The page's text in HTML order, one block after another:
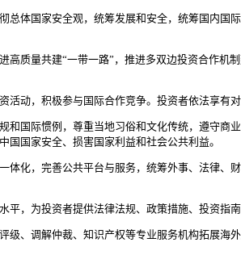
体国家安全观，统筹发展和安全，统筹国内国
质量共建“一带一路”，推进多双边投资合作机
动，积极参与国际合作竞争。投资者依法享有
和国际惯例，尊重当地习俗和文化传统，遵守
国家安全、损害国家利益和社会公共利益。
化，完善公共平台与服务，统筹外事、法律、
，为投资者提供法律法规、政策措施、投资指
、调解仲裁、知识产权等专业服务机构拓展海